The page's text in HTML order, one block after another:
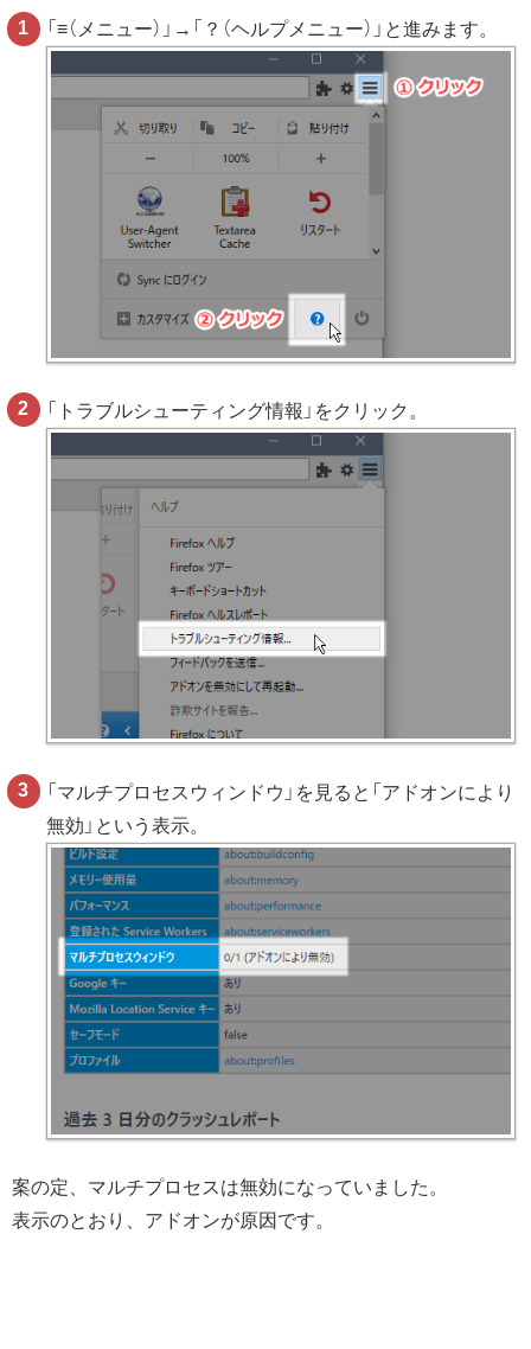
「≡（メニュー）」→「？（ヘルプメニュー）」と進みます。
「トラブルシューティング情報」をクリック。
「マルチプロセスウィンドウ」を見ると「アドオンにより
無効」という表示。
案の定、マルチプロセスは無効になっていました。
表示のとおり、アドオンが原因です。